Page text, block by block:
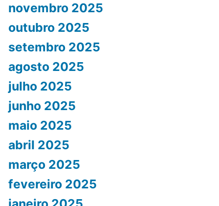
novembro 2025
outubro 2025
setembro 2025
agosto 2025
julho 2025
junho 2025
maio 2025
abril 2025
março 2025
fevereiro 2025